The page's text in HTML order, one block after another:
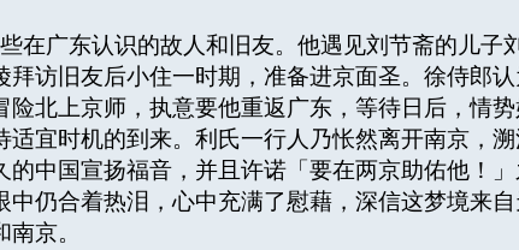
在广东认识的故人和旧友。他遇见刘节斋的儿子
访旧友后小住一时期，准备进京面圣。徐侍郎
险北上京师，执意要他重返广东，等待日后，情
适宜时机的到来。利氏一行人乃怅然离开南京，
的中国宣扬福音，并且许诺「要在两京助佑他！
中仍合着热泪，心中充满了慰藉，深信这梦境来
京。